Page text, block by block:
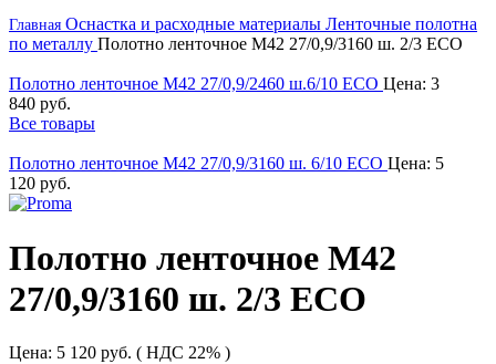
Главная Оснастка и расходные материалы Ленточные полотна
по металлу Полотно ленточное М42 27/0,9/3160 ш. 2/3 ECO
Полотно ленточное М42 27/0,9/2460 ш.6/10 ECO Цена: 3
840 руб.
Все товары
Полотно ленточное М42 27/0,9/3160 ш. 6/10 ECO Цена: 5
120 руб.
Полотно ленточное М42
27/0,9/3160 ш. 2/3 ECO
Цена: 5 120 руб. ( НДС 22% )